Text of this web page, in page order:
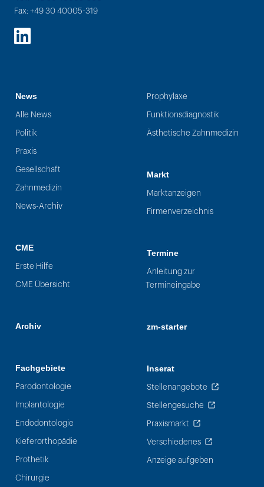
Fax: +49 30 40005-319
LinkedIn
News
Alle News
Politik
Praxis
Gesellschaft
Zahnmedizin
News-Archiv
CME
Erste Hilfe
CME Übersicht
Archiv
Fachgebiete
Parodontologie
Implantologie
Endodontologie
Kieferorthopädie
Prothetik
Chirurgie
Prophylaxe
Funktionsdiagnostik
Ästhetische Zahnmedizin
Markt
Marktanzeigen
Firmenverzeichnis
Termine
Anleitung zur
Termineingabe
zm-starter
Inserat
Stellenangebote
Stellengesuche
Praxismarkt
Verschiedenes
Anzeige aufgeben